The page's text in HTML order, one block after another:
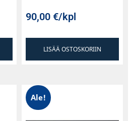
90,00€/kpl
LISÄÄ OSTOSKORIIN
Ale!